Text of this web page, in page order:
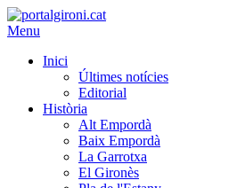
Menu
Inici
Últimes notícies
Editorial
Història
Alt Empordà
Baix Empordà
La Garrotxa
El Gironès